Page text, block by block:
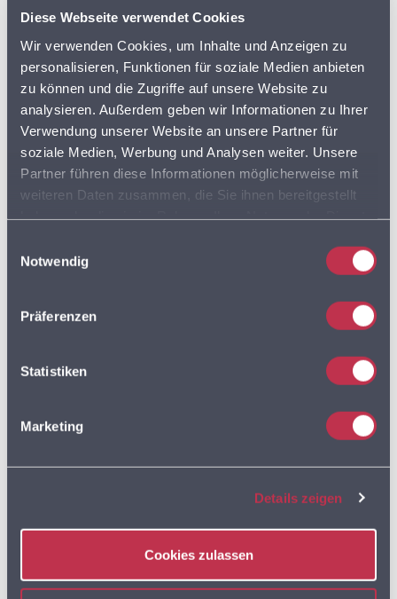
Diese Webseite verwendet Cookies
Wir verwenden Cookies, um Inhalte und Anzeigen zu
personalisieren, Funktionen für soziale Medien anbieten
zu können und die Zugriffe auf unsere Website zu
analysieren. Außerdem geben wir Informationen zu Ihrer
Verwendung unserer Website an unsere Partner für
soziale Medien, Werbung und Analysen weiter. Unsere
Partner führen diese Informationen möglicherweise mit
weiteren Daten zusammen, die Sie ihnen bereitgestellt
Cookies, wenn Sie unsere Webseite weiterhin nutzen.
Notwendig
Präferenzen
Statistiken
Marketing
Details zeigen
Cookies zulassen
AKTIONSPREISE
BVL
DISCOUNTER FLOTTENPLANUNG
GOOGLE MAPS LEBENSMITTELDATEN
LEBENSMITTELEINZELHANDEL
MULTIROUTE GO!
ANWENDERTREFFEN